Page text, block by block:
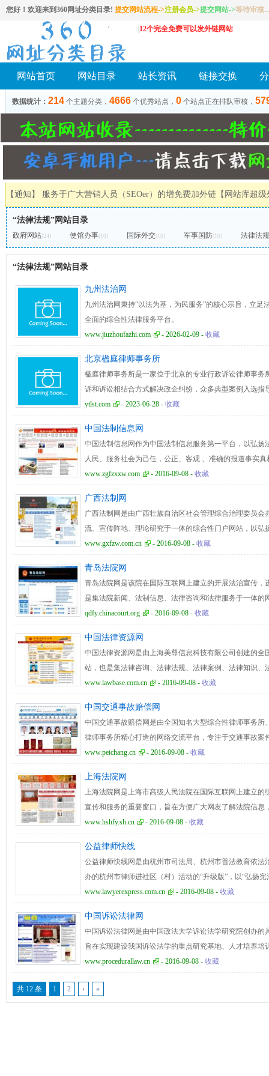
您好！欢迎来到360网址分类目录! 提交网站流程->注册会员->提交网站->等待审核...
12个完全免费可以发外链网站
网站首页 网站目录 站长资讯 链接交换
数据统计： 214 个主题分类， 4666 个优秀站点， 0 个站点正在排队审核，
【通知】 服务于广大营销人员（SEOer）的增免费加外链 【网站库超
“法律法规”网站目录
政府网站(24) 使馆办事(10) 国际外交(10) 军事国防(10) 法律法规
“法律法规”网站目录
九州法治网
九州法治网秉持“以法为基，为民服务”的核心宗旨，立
全面的综合性法律服务平台。
www.jiuzhoufazhi.com
- 2026-02-09 - 收藏
北京楹庭律师事务所
楹庭律师事务所是一家位于北京的专业行政诉讼律师事
诉和诉讼相结合方式解决政企纠纷，众多典型案例入选指
ytlst.com
- 2023-06-28 - 收藏
中国法制信息网
中国法制信息网作为中国法制信息服务第一平台，以弘
人民、服务社会为己任，公正、客观 、准确的报道事实
调，为领导提供新闻参考，为百姓提供阅读指南，致力
焦、法制时评、新闻视频、法制动态、依法行政、执法
识、普法教育等主要内容，全面、生动地报道发生在全
读当下影响中国的热点事件、剖析其背后的各类新闻。
www.zgfzxxw.com - 2016-09-08 - 收藏
广西法制网
广西法制网是由广西壮族自治区社会管理综合治理委员
流、宣传阵地、理论研究于一体的综合性门户网站，以
务人民、服务社会为己任，公正、客观、准确的报道事
政府法制、广西普法、东盟法苑、案件直击、南宁法制
作的重要宣传阵地。
www.gxfzw.com.cn - 2016-09-08 - 收藏
青岛法院网
青岛法院网是该院在国际互联网上建立的开展法治宣传
是集法院新闻、法制信息、法律咨询和法律服务于一体
讯、最权威的法院信息、最快捷的案件报道。青岛法院
息，满足广大群众对司法便民的需求，为社会公众提供便
qdfy.chinacourt.org - 2016-09-08 - 收藏
中国法律资源网
中国法律资源网是由上海美尊信息科技有限公司创建的
站，也是集法律咨询、法律法规、法律案例、法律知识
台。中国法律资源网现由法律查询、新法速递、立法动
主题鲜明突出，栏目设置人性化，通过丰富的内容和完
www.lawbase.com.cn - 2016-09-08 - 收藏
中国交通事故赔偿网
中国交通事故赔偿网是由全国知名大型综合性律师事务
律师事务所精心打造的网络交流平台，专注于交通事故
托等方式为道路交通事故当事人解决交通事故处理中遇
识、事故调解、社会热点、交通规则、酒后驾驶、赔偿
等主要栏目组成，同时还提供事故处理、事故赔偿、伤
认定、保险理赔、热门专题、免费法律咨询等相关信息
富的内容和完备的功能为用户提供多层次的服务。
www.peichang.cn - 2016-09-08 - 收藏
上海法院网
上海法院网是上海市高级人民法院在国际互联网上建立
宣传和服务的重要窗口，旨在方便广大网友了解法院信
众提供更为便捷的诉讼服务。上海法院网整合上海三级
上海特点、法院特色。网站共设有新闻中心、审务公开
目，以及法院新闻、图片新闻、案件速递、院长介绍、
影绘画等数十个二级栏目， 重点突出“全面性、公开性、
障民众对司法活动的知情权和参与权，全力维护司法权威
www.hshfy.sh.cn - 2016-09-08 - 收藏
公益律师快线
公益律师快线网是由杭州市司法局、杭州市普法教育依
办的杭州市律师进社区（村）活动的“升级版”，以“弘扬
开的形式，使老百姓能更方便地查村“本社区（村）驻点
咨询，真正实现线上线下法律服务的无缝对接，弥补全
盖的遗憾。公益律师快线网目前设置有概况、值班时间
律师讲堂、典型案例、网上调查等主要栏目，杭州市民
费寻求帮助。
www.lawyerexpress.com.cn - 2016-09-08 - 收藏
中国诉讼法律网
中国诉讼法律网是由中国政法大学诉讼法学研究院创办
旨在实现建设我国诉讼法学的重点研究基地、人才培养
咨询基地，利用电子网络促进资源的共享，开展诉讼法
心、学术论坛、诉讼法学界最新研究成果、学术动态、
www.procedurallaw.cn - 2016-09-08 - 收藏
共 12 条 1 2 › »